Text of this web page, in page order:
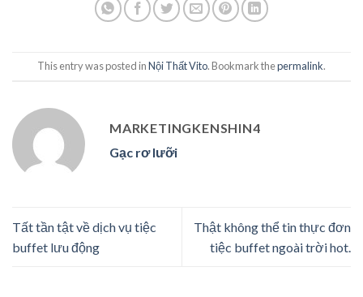
This entry was posted inNội Thất Vito. Bookmark thepermalink.
MARKETINGKENSHIN4
Gạc rơ lưỡi
Tất tần tật về dịch vụ tiệc
buffet lưu động
Thật không thể tin thực đơn
tiệc buffet ngoài trời hot.